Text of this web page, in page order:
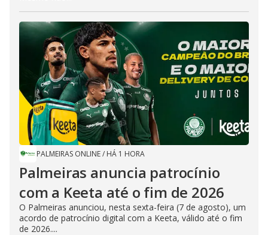
PALMEIRAS ONLINE/ HÁ 1 HORA
Palmeiras anuncia patrocínio
com a Keeta até o fim de 2026
O Palmeiras anunciou, nesta sexta-feira (7 de agosto), um
acordo de patrocínio digital com a Keeta, válido até o fim
de 2026....